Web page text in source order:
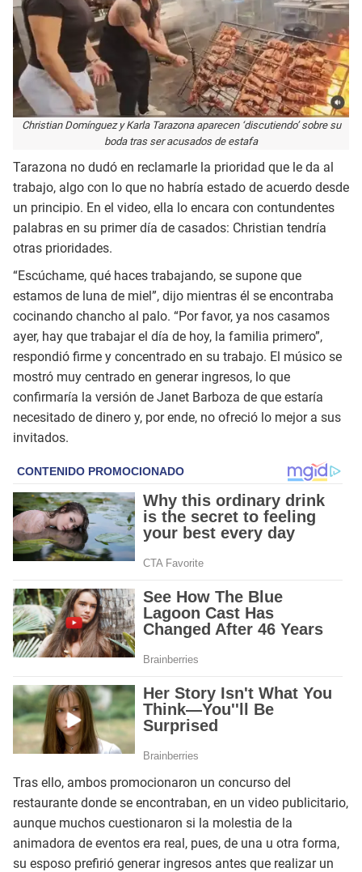
Christian Domínguez y Karla Tarazona aparecen ‘discutiendo’ sobre su
boda tras ser acusados de estafa
Tarazona no dudó en reclamarle la prioridad que le da al
trabajo, algo con lo que no habría estado de acuerdo desde
un principio. En el video, ella lo encara con contundentes
palabras en su primer día de casados: Christian tendría
otras prioridades.
“Escúchame, qué haces trabajando, se supone que
estamos de luna de miel”, dijo mientras él se encontraba
cocinando chancho al palo. “Por favor, ya nos casamos
ayer, hay que trabajar el día de hoy, la familia primero”,
respondió firme y concentrado en su trabajo. El músico se
mostró muy centrado en generar ingresos, lo que
confirmaría la versión de Janet Barboza de que estaría
necesitado de dinero y, por ende, no ofreció lo mejor a sus
invitados.
Tras ello, ambos promocionaron un concurso del
restaurante donde se encontraban, en un video publicitario,
aunque muchos cuestionaron si la molestia de la
animadora de eventos era real, pues, de una u otra forma,
su esposo prefirió generar ingresos antes que realizar un